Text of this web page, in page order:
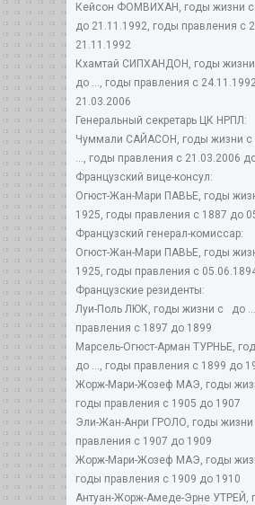
Кейсон ФОМВИХАН, годы жизни с
до 21.11.1992, годы правления с
21.11.1992
Кхамтай СИПХАНДОН, годы жизни
до ..., годы правления с
21.03.2006
Генеральный секретарь ЦК НРПЛ:
Чуммали САЙАСОН, годы жизни с
..., годы правления с 21.03.2006
Французский вице-консул:
Огюст-Жан-Мари ПАВЬЕ, годы
1925, годы правления с 1887 до
Французский генерал-комиссар:
Огюст-Жан-Мари ПАВЬЕ, годы
1925, годы правления с
Французские резиденты:
Луи-Поль ЛЮК, годы жизни с до
правления с 1897 до 1899
Марсель-Огюст-Арман ТУРНЬЕ,
до ..., годы правления с 1899 до
Жорж-Мари-Жозеф МАЭ, годы
годы правления с 1905 до 1907
Эли-Жан-Анри ГРОЛО, годы
правления с 1907 до 1909
Жорж-Мари-Жозеф МАЭ, годы
годы правления с 1909 до 1910
Антуан-Жорж-Амеде-Эрне УТРЕЙ,